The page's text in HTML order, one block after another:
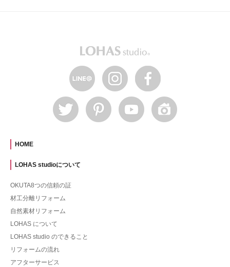
HOME
LOHAS studioについて
OKUTA8つの信頼の証
材工分離リフォーム
自然素材リフォーム
LOHAS について
LOHAS studio のできること
リフォームの流れ
アフターサービス